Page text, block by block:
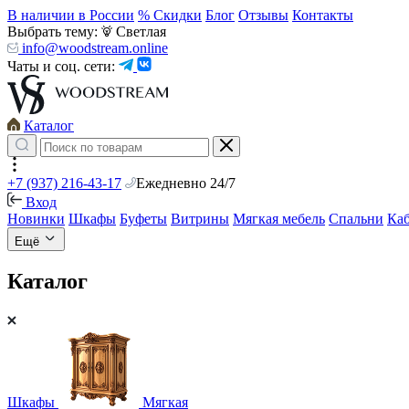
В наличии в России % Скидки Блог Отзывы Контакты
Выбрать тему:
Светлая
info@woodstream.online
Чаты и соц. сети:
Каталог
+7 (937) 216-43-17
Ежедневно 24/7
Вход
Новинки Шкафы Буфеты Витрины Мягкая мебель Спальни
Ещё
Каталог
Шкафы Мягкая